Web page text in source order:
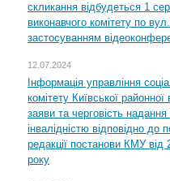
скликання відбудеться 1
виконавчого комітету по
застосуванням
12.07.2024
Інформація управління
комітету Київської
заяви та черговість надання
інвалідністю відповідно
редакції постанови КМУ
року